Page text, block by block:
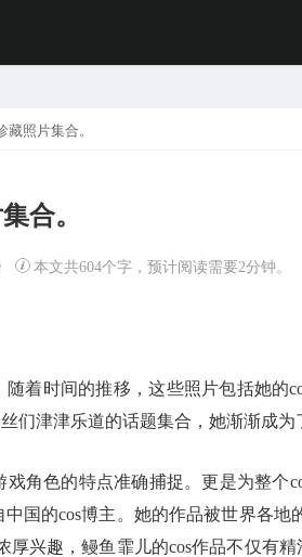
照片集合。
合。
本文共604个字，预计阅读需要2分钟。
随着时间的推移，这些照片包括她的
们津津乐道的话题集合，她渐渐成为
角色的特点准确捕捉。更是为整个
国的cos博主。她的作品被世界各地
厚兴趣，鳗鱼霏儿的cos作品不仅有